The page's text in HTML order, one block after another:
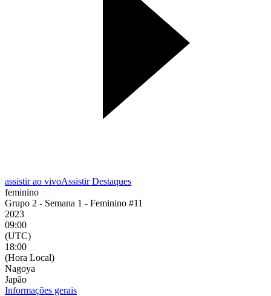
assistir ao vivoAssistir Destaques
feminino
Grupo 2 - Semana 1 - Feminino #11
2023
09:00
(UTC)
18:00
(Hora Local)
Nagoya
Japão
Informações gerais